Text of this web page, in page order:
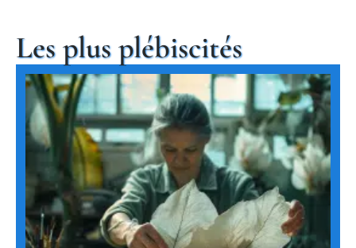
Les plus plébiscités